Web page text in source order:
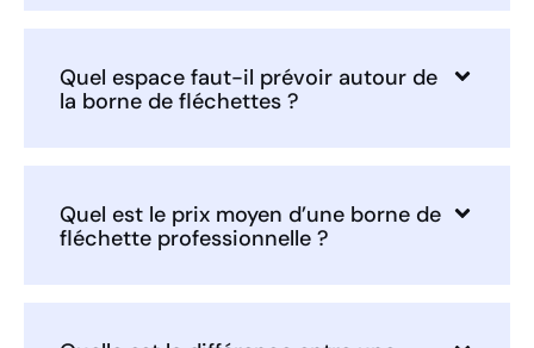
Quel espace faut-il prévoir autour de
la borne de fléchettes ?
Quel est le prix moyen d’une borne de
fléchette professionnelle ?